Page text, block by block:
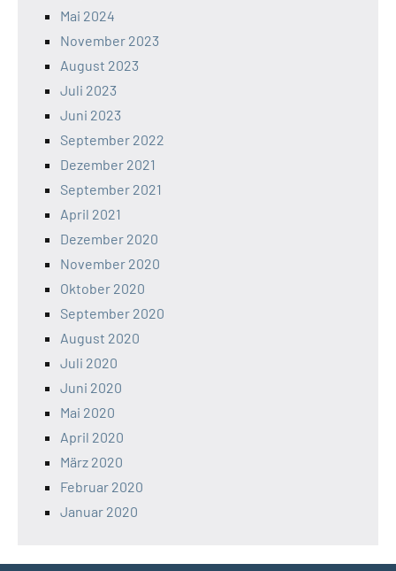
Mai 2024
November 2023
August 2023
Juli 2023
Juni 2023
September 2022
Dezember 2021
September 2021
April 2021
Dezember 2020
November 2020
Oktober 2020
September 2020
August 2020
Juli 2020
Juni 2020
Mai 2020
April 2020
März 2020
Februar 2020
Januar 2020